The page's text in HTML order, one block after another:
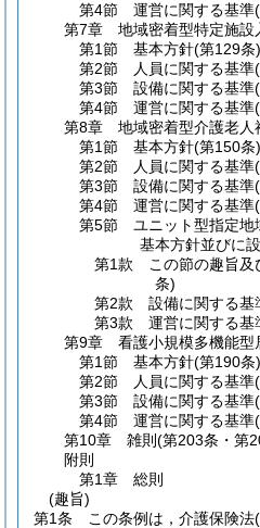
第4節
運営に関する基準
第7章
地域密着型特定施設
第1節
基本方針(第129条)
第2節
人員に関する基準
第3節
設備に関する基準
第4節
運営に関する基準
第8章
地域密着型介護老
第1節
基本方針(第150条)
第2節
人員に関する基準
第3節
設備に関する基準
第4節
運営に関する基準
第5節
ユニット型指定地
基本方針並びに
第1款
この節の趣旨及
条)
第2款
設備に関する基
第3款
運営に関する基
第9章
看護小規模多機能型
第1節
基本方針(第190条)
第2節
人員に関する基準
第3節
設備に関する基準
第4節
運営に関する基準
第10章
雑則 (第203条・第
附則
第1章
総則
(趣旨)
第1条
この条例は，介護保険法